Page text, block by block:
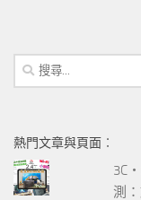
搜
尋
字:
熱門文章與頁面︰
3C‧
測